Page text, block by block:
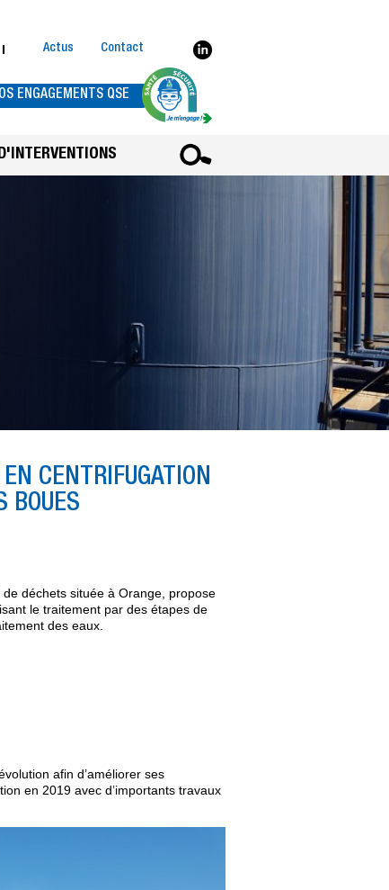
CENTRIFUGATION
BOUES
déchets située à Orange, propose
le traitement par des étapes de
des eaux.
afin d’améliorer ses
en 2019 avec d’importants travaux
Actus Contact
ENGAGEMENTS QSE